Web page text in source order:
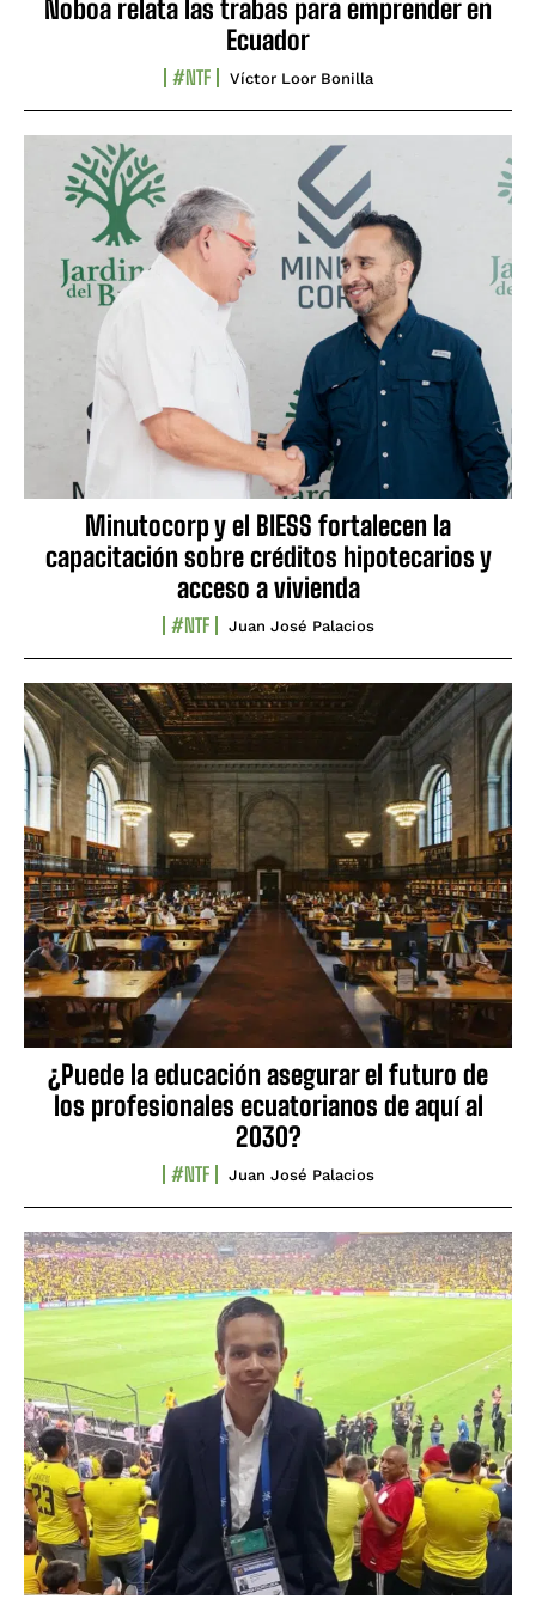
Noboa relata las trabas para emprender en
Ecuador
#NTF Víctor Loor Bonilla
Minutocorp y el BIESS fortalecen la
capacitación sobre créditos hipotecarios y
acceso a vivienda
#NTF Juan José Palacios
¿Puede la educación asegurar el futuro de
los profesionales ecuatorianos de aquí al
2030?
#NTF Juan José Palacios